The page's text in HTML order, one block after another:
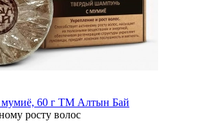
60 г ТМ Алтын Бай
росту волос